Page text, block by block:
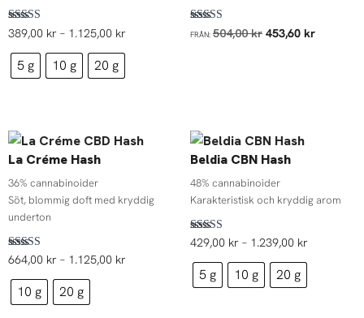
Betygsatt
4.88
av 5
389,00 kr – 1.125,00 kr
5 g 10 g 20 g
Betygsatt
4.75
FRÅN: 504,00kr 453,60 kr
La Créme Hash
36% cannabinoider
Söt, blommig doft med kryddig
underton
Betygsatt
4.00
av 5
664,00 kr – 1.125,00 kr
Prisintervall:
10 g 20 g
Beldia CBN Hash
48% cannabinoider
Karakteristisk och kryddig arom
Betygsatt
4.78
av 5
429,00 kr – 1.239,00 kr
5 g 10 g 20 g